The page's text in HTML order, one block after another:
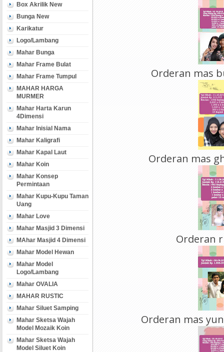
Box Akrilik New
Bunga New
Karikatur
Logo/Lambang
Mahar Bunga
Mahar Frame Bulat
Mahar Frame Tumpul
MAHAR HARGA
MURMER
Mahar Harta Karun
4Dimensi
Mahar Inisial Nama
Mahar Kaligrafi
Mahar Kapal Laut
Mahar Koin
Mahar Konsep
Permintaan
Mahar Kupu-Kupu Taman
Uang
Mahar Love
Mahar Masjid 3 Dimensi
MAhar Masjid 4 Dimensi
Mahar Model Hewan
Mahar Model
Logo/Lambang
Mahar OVALIA
MAHAR RUSTIC
Mahar Siluet Samping
Mahar Sketsa Wajah
Model Mozaik Koin
Mahar Sketsa Wajah
Model Siluet Koin
Orderan mas
Orderan mas
Orderan
Orderan mas